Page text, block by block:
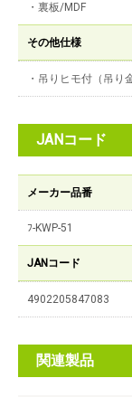
・裏板/MDF
その他仕様
・吊りヒモ付（吊り
JANコード
メーカー品番
ﾌ-KWP-51
JANコード
4902205847083
関連製品